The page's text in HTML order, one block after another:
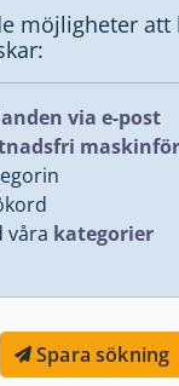
möjligheter att
via e-post
våra kategorier
Spara sökning